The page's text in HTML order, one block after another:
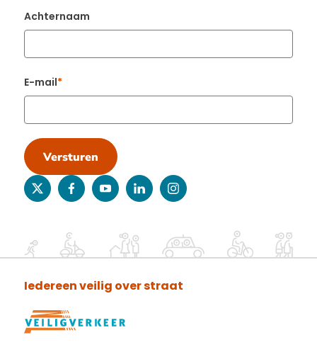
Achternaam
E-mail
Versturen
twitterfacebookyoutubelinkedininstagram
Iedereen veilig over straat